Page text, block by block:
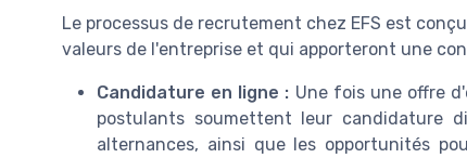
Le processus de recrutement chez EFS est
valeurs de l'entreprise et qui apporteront une
Candidature en ligne : Une fois une offre
postulants soumettent leur candidature
alternances, ainsi que les opportunités